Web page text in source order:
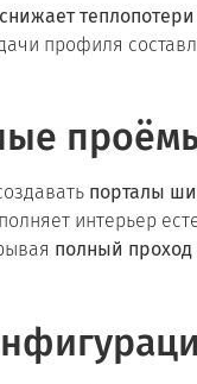
снижает
профиля
порталы
интерьер
полный проход